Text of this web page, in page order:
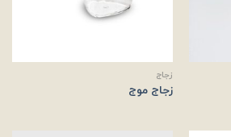
زجاج
زجاج موج